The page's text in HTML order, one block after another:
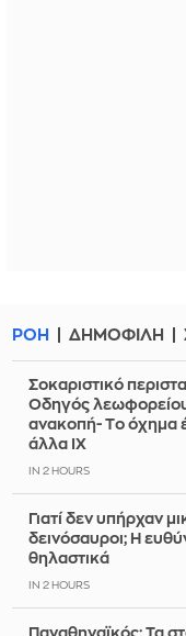
ΡΟΗ ΔΗΜΟΦΙΛΗ
Σοκαριστικό
Οδηγός
ανακοπή- Tο όχημα
άλλα ΙΧ
IN 2 HOURS
Γιατί δεν υπήρχαν
δεινόσαυροι; Η
θηλαστικά
IN 2 HOURS
Παναθηναϊκός: Τα